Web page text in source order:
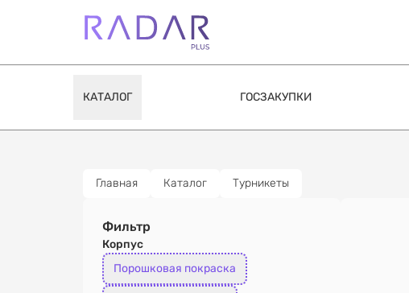
КАТАЛОГ ГОСЗАКУПКИ
Главная Каталог Турникеты
Фильтр
Корпус
Порошковая покраска